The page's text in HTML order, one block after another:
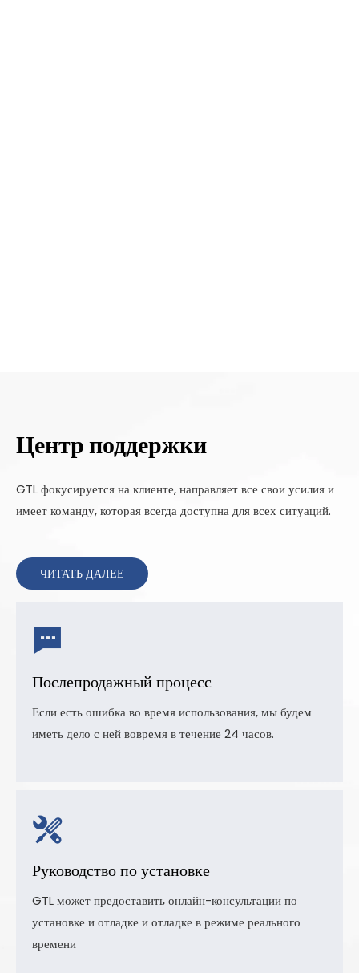
Центр поддержки
GTL фокусируется на клиенте, направляет все свои усилия и
имеет команду, которая всегда доступна для всех ситуаций.
ЧИТАТЬ ДАЛЕЕ
Послепродажный процесс
Если есть ошибка во время использования, мы будем
иметь дело с ней вовремя в течение 24 часов.
Руководство по установке
GTL может предоставить онлайн-консультации по
установке и отладке и отладке в режиме реального
времени